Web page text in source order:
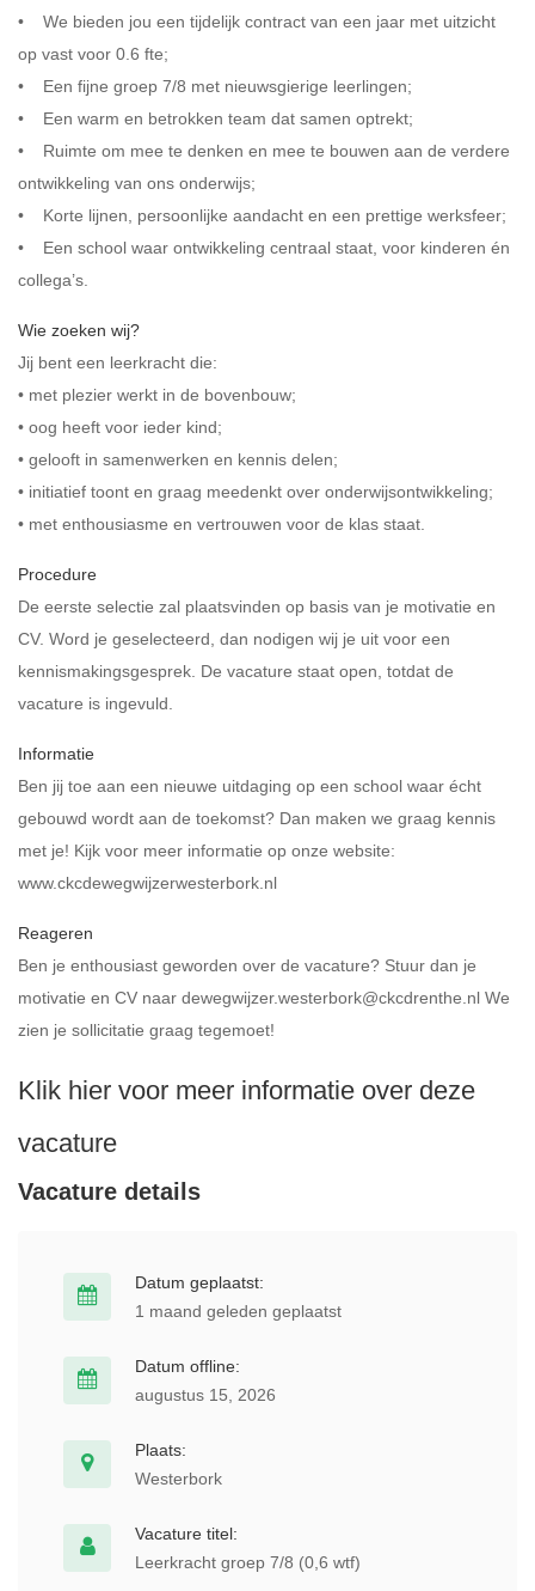
• We bieden jou een tijdelijk contract van een jaar met uitzicht
op vast voor 0.6 fte;
• Een fijne groep 7/8 met nieuwsgierige leerlingen;
• Een warm en betrokken team dat samen optrekt;
• Ruimte om mee te denken en mee te bouwen aan de verdere
ontwikkeling van ons onderwijs;
• Korte lijnen, persoonlijke aandacht en een prettige werksfeer;
• Een school waar ontwikkeling centraal staat, voor kinderen én
collega’s.
Wie zoeken wij?
Jij bent een leerkracht die:
• met plezier werkt in de bovenbouw;
• oog heeft voor ieder kind;
• gelooft in samenwerken en kennis delen;
• initiatief toont en graag meedenkt over onderwijsontwikkeling;
• met enthousiasme en vertrouwen voor de klas staat.
Procedure
De eerste selectie zal plaatsvinden op basis van je motivatie en
CV. Word je geselecteerd, dan nodigen wij je uit voor een
kennismakingsgesprek. De vacature staat open, totdat de
vacature is ingevuld.
Informatie
Ben jij toe aan een nieuwe uitdaging op een school waar écht
gebouwd wordt aan de toekomst? Dan maken we graag kennis
met je! Kijk voor meer informatie op onze website:
www.ckcdewegwijzerwesterbork.nl
Reageren
Ben je enthousiast geworden over de vacature? Stuur dan je
motivatie en CV naar dewegwijzer.westerbork@ckcdrenthe.nl We
zien je sollicitatie graag tegemoet!
Klik hier voor meer informatie over deze
vacature
Vacature details
Datum geplaatst:
1 maand geleden geplaatst
Datum offline:
augustus 15, 2026
Plaats:
Westerbork
Vacature titel:
Leerkracht groep 7/8 (0,6 wtf)